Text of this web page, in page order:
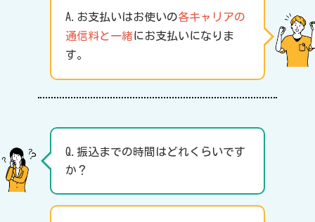
A.お支払いはお使いの各キャリアの
通信料と一緒にお支払いになりま
す。
Q.振込までの時間はどれくらいです
か？